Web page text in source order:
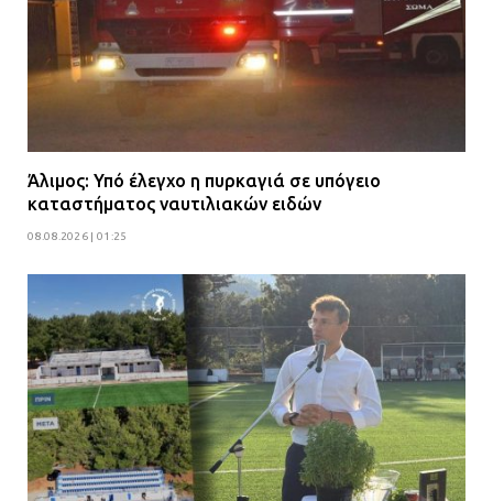
Άλιμος: Υπό έλεγχο η πυρκαγιά σε υπόγειο
καταστήματος ναυτιλιακών ειδών
08.08.2026 | 01:25